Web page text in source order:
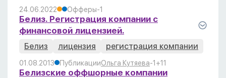
24.06.2022 Офферы-1
Белиз. Регистрация компании с
финансовой лицензией.
Белиз лицензия регистрация компании
01.08.2013 ПубликацииОльга Кутяева-1 +11
Белизские оффшорные компании